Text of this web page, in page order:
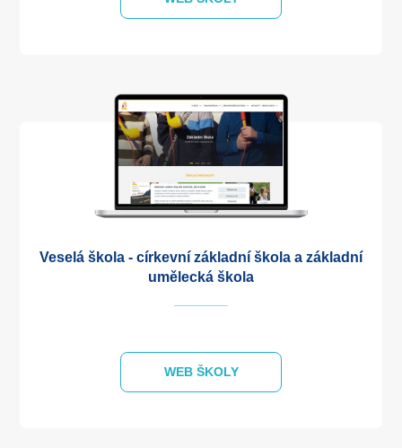
Veselá škola - církevní základní škola a základní
umělecká škola
WEB ŠKOLY